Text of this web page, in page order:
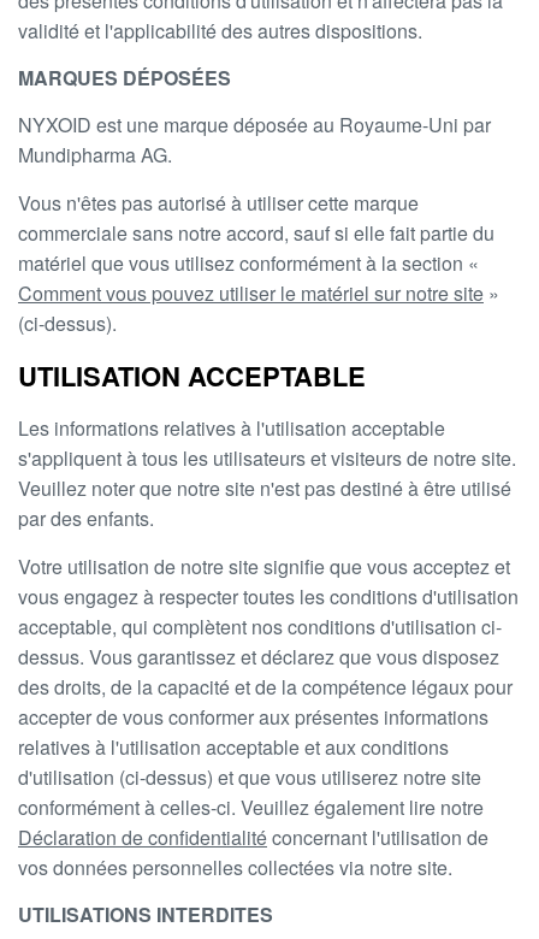
validité et l'applicabilité des autres dispositions.
MARQUES DÉPOSÉES
NYXOID est une marque déposée au Royaume-Uni par
Mundipharma AG.
Vous n'êtes pas autorisé à utiliser cette marque
commerciale sans notre accord, sauf si elle fait partie du
matériel que vous utilisez conformément à la section «
Comment vous pouvez utiliser le matériel sur notre site »
(ci-dessus).
UTILISATION ACCEPTABLE
Les informations relatives à l'utilisation acceptable
s'appliquent à tous les utilisateurs et visiteurs de notre site.
Veuillez noter que notre site n'est pas destiné à être utilisé
par des enfants.
Votre utilisation de notre site signifie que vous acceptez et
vous engagez à respecter toutes les conditions d'utilisation
acceptable, qui complètent nos conditions d'utilisation ci-
dessus. Vous garantissez et déclarez que vous disposez
des droits, de la capacité et de la compétence légaux pour
accepter de vous conformer aux présentes informations
relatives à l'utilisation acceptable et aux conditions
d'utilisation (ci-dessus) et que vous utiliserez notre site
conformément à celles-ci. Veuillez également lire notre
Déclaration de confidentialitéconcernant l'utilisation de
vos données personnelles collectées via notre site.
UTILISATIONS INTERDITES